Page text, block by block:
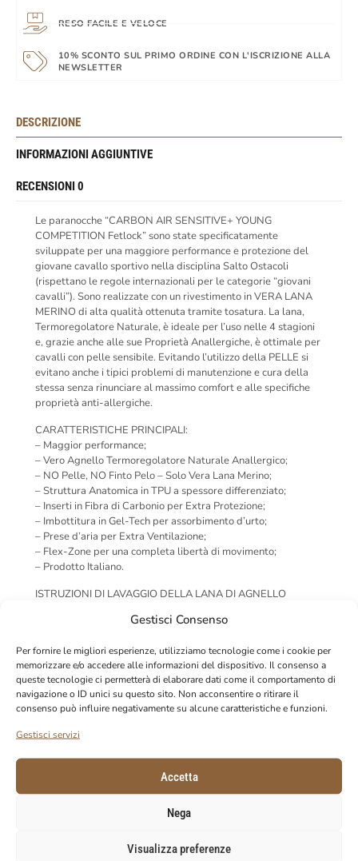
Gestisci Consenso
Per fornire le migliori esperienze, utilizziamo tecnologie come i cookie per
memorizzare e/o accedere alle informazioni del dispositivo. Il consenso a
queste tecnologie ci permetterà di elaborare dati come il comportamento di
navigazione o ID unici su questo sito. Non acconsentire o ritirare il
consenso può influire negativamente su alcune caratteristiche e funzioni.
Gestisci servizi
Accetta
Nega
Visualizza preferenze
RESO FACILE E VELOCE
10% SCONTO SUL PRIMO ORDINE CON L'ISCRIZIONE ALLA
NEWSLETTER
DESCRIZIONE
INFORMAZIONI AGGIUNTIVE
RECENSIONI 0
Le paranocche “CARBON AIR SENSITIVE+ YOUNG
COMPETITION Fetlock” sono state specificatamente
sviluppate per una maggiore performance e protezione del
giovane cavallo sportivo nella disciplina Salto Ostacoli
(rispettano le regole internazionali per le categorie “giovani
cavalli”). Sono realizzate con un rivestimento in VERA LANA
MERINO di alta qualità ottenuta tramite tosatura. La lana,
Termoregolatore Naturale, è ideale per l’uso nelle 4 stagioni
e, grazie anche alle sue Proprietà Anallergiche, è ottimale per
cavalli con pelle sensibile. Evitando l’utilizzo della PELLE si
evitano anche i tipici problemi di manutenzione e cura della
stessa senza rinunciare al massimo comfort e alle specifiche
proprietà anti-allergiche.
CARATTERISTICHE PRINCIPALI:
– Maggior performance;
– Vero Agnello Termoregolatore Naturale Anallergico;
– NO Pelle, NO Finto Pelo – Solo Vera Lana Merino;
– Struttura Anatomica in TPU a spessore differenziato;
– Inserti in Fibra di Carbonio per Extra Protezione;
– Imbottitura in Gel-Tech per assorbimento d’urto;
– Prese d’aria per Extra Ventilazione;
– Flex-Zone per una completa libertà di movimento;
– Prodotto Italiano.
ISTRUZIONI DI LAVAGGIO DELLA LANA DI AGNELLO
realizzati con rivestimento in VERO AGNELLO ma SENZA
Questo permette quindi di evitare i tipici problemi di
manutenzione e cura della pelle. Una cura regolare del
prodotto è comunque consigliata per mantenere inalterate le
qualità, l’aspetto e le prestazioni, al fine di proteggere il
vostro cavallo sempre al meglio.
Di seguito trovate i consigli di cura e manutenzione della linea
– Pulire il prodotto delicatamente usando una spazzola non
aggressiva, un panno morbido o passando con la mano una
spugna morbida;
– Lavare il prodotto a mano in acqua fredda o max 30°C;
– Utilizzare detergenti specifici per lana;
ventilato, preferibilmente non alla luce diretta del sole e